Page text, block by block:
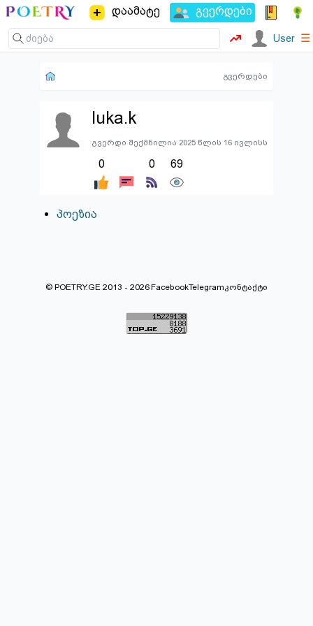
დაამატე გვერდები
User ☰
გვერდები
luka.k
გვერდი შექმნილია 2025 წლის 16 ივლისს
0 0 69
პოეზია
© POETRY.GE 2013 - 2026FacebookTelegramკონტაქტი